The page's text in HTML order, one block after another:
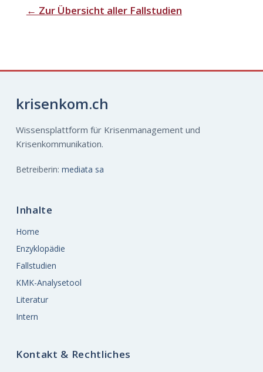
← Zur Über­sicht aller Fallstudien
krisenkom.ch
Wissensplattform für Krisenmanagement und
Krisenkommunikation.
Betreiberin: mediata sa
Inhalte
Home
Enzyklopädie
Fallstudien
KMK-Analysetool
Literatur
Intern
Kontakt & Rechtliches